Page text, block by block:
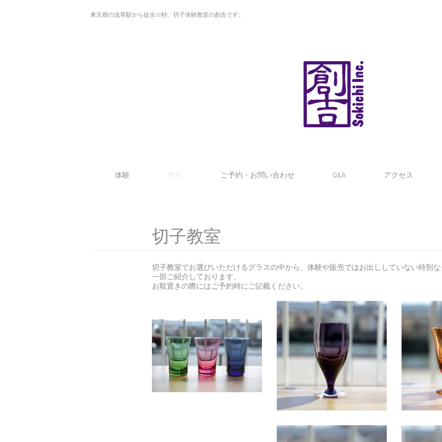
東京都の浅草駅から徒歩30秒、切子体験教室の創吉です。
体験 ご予約・お問い合わせ Q&A アクセス
​切子教室
切子教室でお選びいただけるグラスの中から、体験や販売ではお出ししていない特別
一部ご紹介しております。
​お取置きの際にはご予約時にご記載ください。